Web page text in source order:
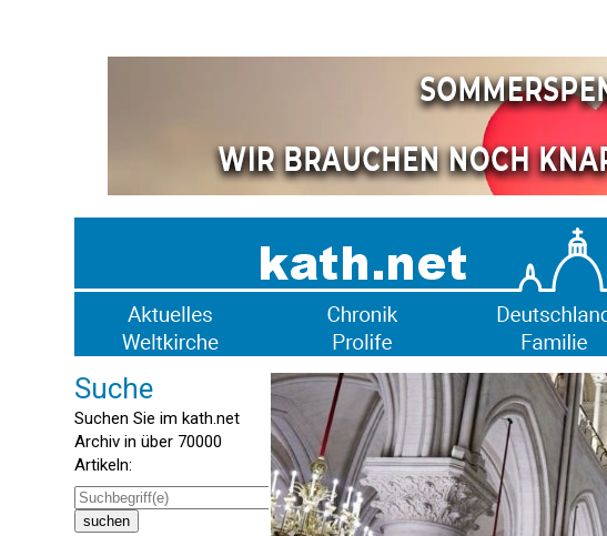
Suche
Suchen Sie im kath.net
Archiv in über 70000
Artikeln: